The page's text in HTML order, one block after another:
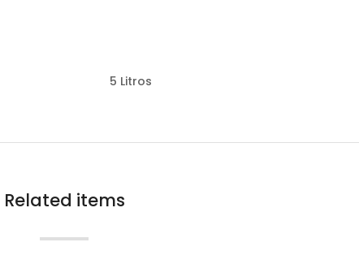
5 Litros
Related items